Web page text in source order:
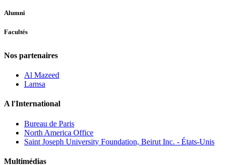
Alumni
Facultés
Nos partenaires
Al Mazeed
Lamsa
A l'International
Bureau de Paris
North America Office
Saint Joseph University Foundation, Beirut Inc. - États-Unis
Multimédias